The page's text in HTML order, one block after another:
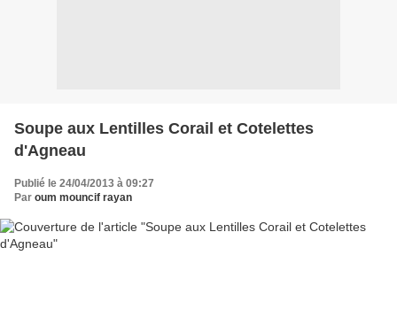
Soupe aux Lentilles Corail et Cotelettes
d'Agneau
Publié le 24/04/2013 à 09:27
Par oum mouncif rayan